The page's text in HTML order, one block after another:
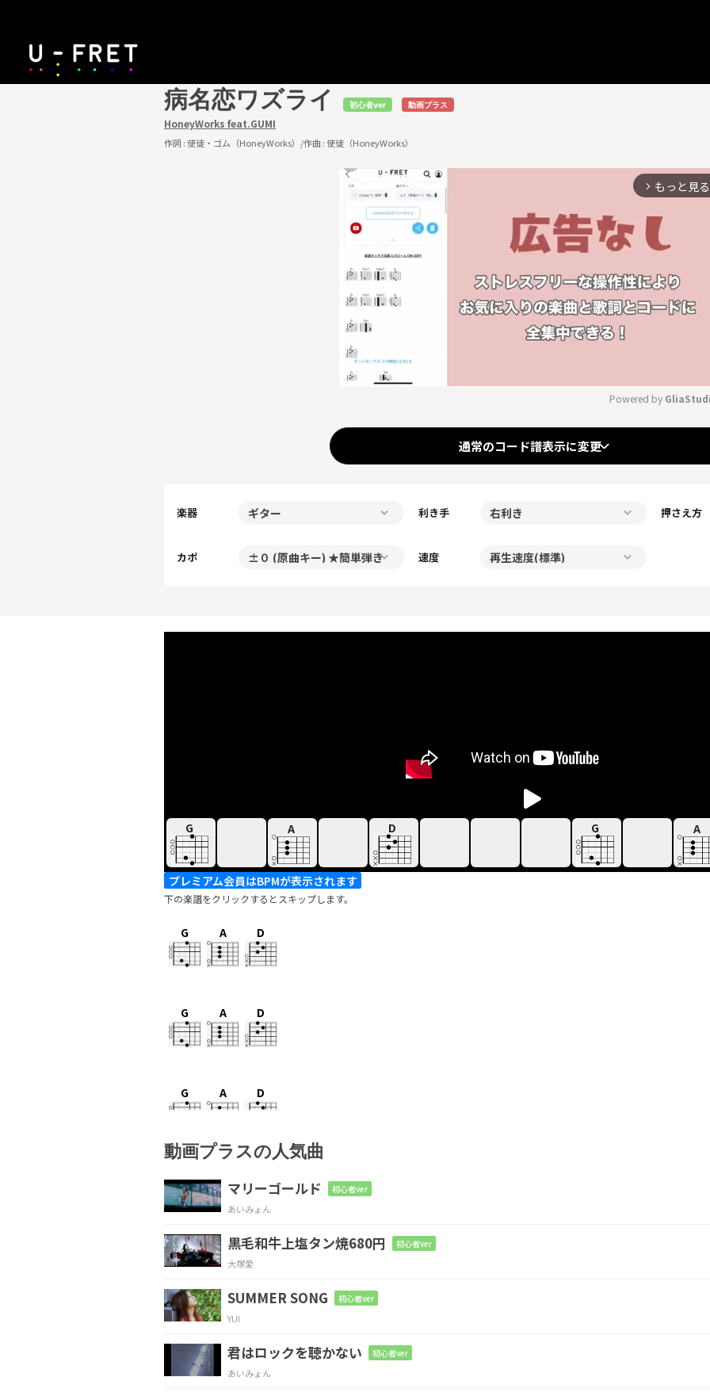
病名恋ワズライ 初心者ver 動画プラス
HoneyWorks feat.GUMI
作詞 :使徒・ゴム（HoneyWorks） /作曲 :使徒（HoneyWorks）
arrow_forward_ios もっと見る
Powered by
通常のコード譜表示に変更
楽器 利き手 押さえ方
カポ 速度
G A D G A
プレミアム会員はBPMが表示されます
下の楽譜をクリックするとスキップします。
G A D
G A D
G A D
G A D G A Bm
動画プラスの人気曲
マリーゴールド 初心者ver
あいみょん
黒毛和牛上塩タン焼680円 初心者ver
大塚愛
SUMMER SONG 初心者ver
YUI
君はロックを聴かない 初心者ver
あいみょん